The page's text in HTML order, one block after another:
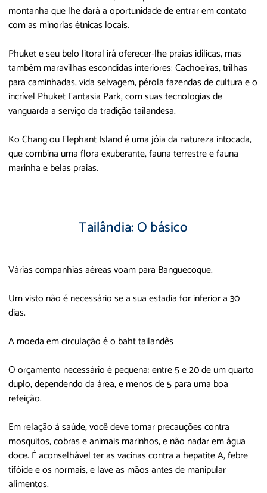
montanha que lhe dará a oportunidade de entrar em contato
com as minorias étnicas locais.
Phuket e seu belo litoral irá oferecer-lhe praias idílicas, mas
também maravilhas escondidas interiores: Cachoeiras, trilhas
para caminhadas, vida selvagem, pérola fazendas de cultura e o
incrível Phuket Fantasia Park, com suas tecnologias de
vanguarda a serviço da tradição tailandesa.
Ko Chang ou Elephant Island é uma jóia da natureza intocada,
que combina uma flora exuberante, fauna terrestre e fauna
marinha e belas praias.
Tailândia: O básico
Várias companhias aéreas voam para Banguecoque.
Um visto não é necessário se a sua estadia for inferior a 30
dias.
A moeda em circulação é o baht tailandês
O orçamento necessário é pequena: entre 5 e 20 de um quarto
duplo, dependendo da área, e menos de 5 para uma boa
refeição.
Em relação à saúde, você deve tomar precauções contra
mosquitos, cobras e animais marinhos, e não nadar em água
doce. É aconselhável ter as vacinas contra a hepatite A, febre
tifóide e os normais, e lave as mãos antes de manipular
alimentos.